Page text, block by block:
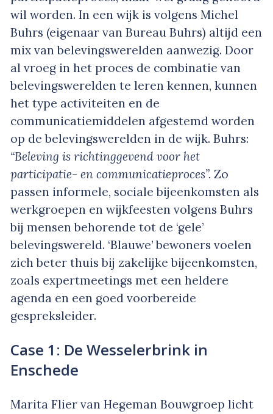
wil worden. In een wijk is volgens Michel
Buhrs (eigenaar van Bureau Buhrs) altijd een
mix van belevingswerelden aanwezig. Door
al vroeg in het proces de combinatie van
belevingswerelden te leren kennen, kunnen
het type activiteiten en de
communicatiemiddelen afgestemd worden
op de belevingswerelden in de wijk. Buhrs:
“Beleving is richtinggevend voor het
participatie- en communicatieproces”. Zo
passen informele, sociale bijeenkomsten als
werkgroepen en wijkfeesten volgens Buhrs
bij mensen behorende tot de ‘gele’
belevingswereld. ‘Blauwe’ bewoners voelen
zich beter thuis bij zakelijke bijeenkomsten,
zoals expertmeetings met een heldere
agenda en een goed voorbereide
gespreksleider.
Case 1: De Wesselerbrink in
Enschede
Marita Flier van Hegeman Bouwgroep licht